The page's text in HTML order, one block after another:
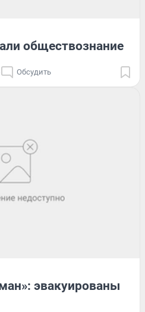
обществознание
Обсудить
эвакуированы